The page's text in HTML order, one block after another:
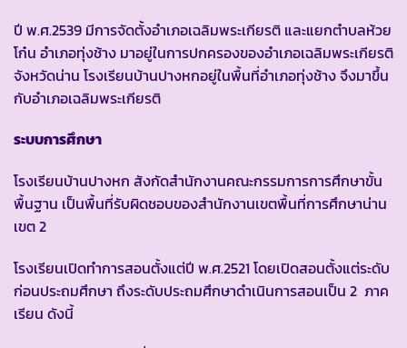
ปี พ.ศ.2539 มีการจัดตั้งอำเภอเฉลิมพระเกียรติ และแยกตำบลห้วย
โก๋น อำเภอทุ่งช้าง มาอยู่ในการปกครองของอำเภอเฉลิมพระเกียรติ
จังหวัดน่าน โรงเรียนบ้านปางหกอยู่ในพื้นที่อำเภอทุ่งช้าง จึงมาขึ้น
กับอำเภอเฉลิมพระเกียรติ
ระบบการศึกษา
โรงเรียนบ้านปางหก สังกัดสำนักงานคณะกรรมการการศึกษาขั้น
พื้นฐาน เป็นพื้นที่รับผิดชอบของสำนักงานเขตพื้นที่การศึกษาน่าน
เขต 2
โรงเรียนเปิดทำการสอนตั้งแต่ปี พ.ศ.2521 โดยเปิดสอนตั้งแต่ระดับ
ก่อนประถมศึกษา ถึงระดับประถมศึกษาดำเนินการสอนเป็น 2 ภาค
เรียน ดังนี้